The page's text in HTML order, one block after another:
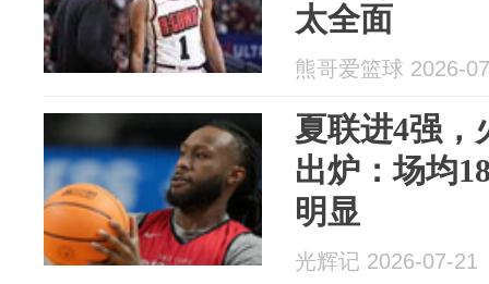
太全面
熊哥爱篮球 2026-
夏联进4强，
出炉：场均
明显
光辉记 2026-07-21